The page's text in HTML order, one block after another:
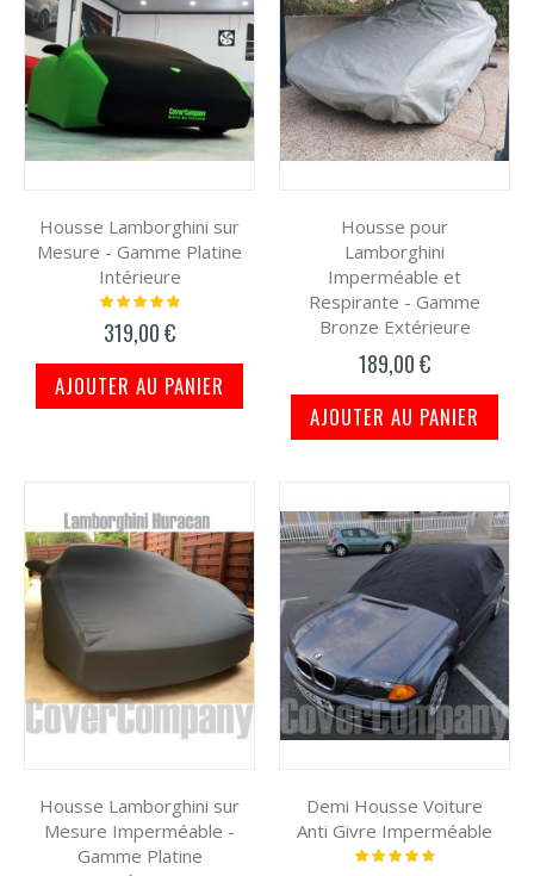
Housse Lamborghini sur
Mesure - Gamme Platine
Intérieure
Notation:
319,00 €
AJOUTER AU PANIER
Housse pour
Lamborghini
Imperméable et
Respirante - Gamme
Bronze Extérieure
189,00 €
AJOUTER AU PANIER
Housse Lamborghini sur
Mesure Imperméable -
Gamme Platine
Demi Housse Voiture
Anti Givre Imperméable
Notation: